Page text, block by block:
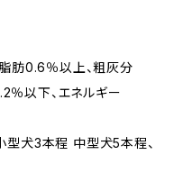
肪0.6％以上、粗灰分
％以下、エネルギー
型犬3本程 中型犬5本程、